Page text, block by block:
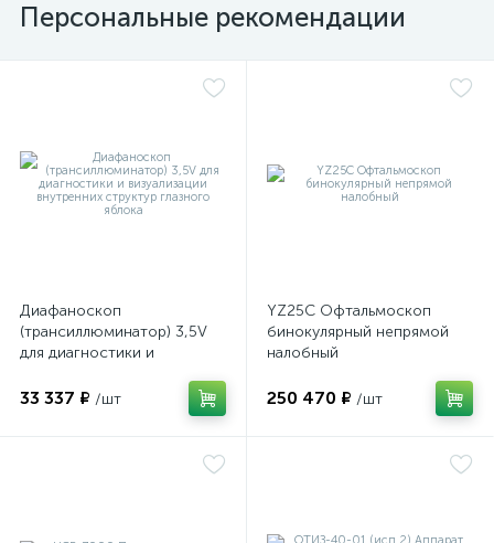
Персональные рекомендации
Диафаноскоп
(трансиллюминатор) 3,5V
для диагностики и
структур глазного яблока
33 337 ₽ /шт
YZ25C Офтальмоскоп
бинокулярный непрямой
налобный
250 470 ₽ /шт